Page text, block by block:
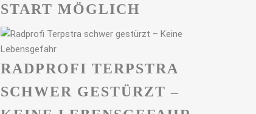
START MÖGLICH
RADPROFI TERPSTRA
SCHWER GESTÜRZT –